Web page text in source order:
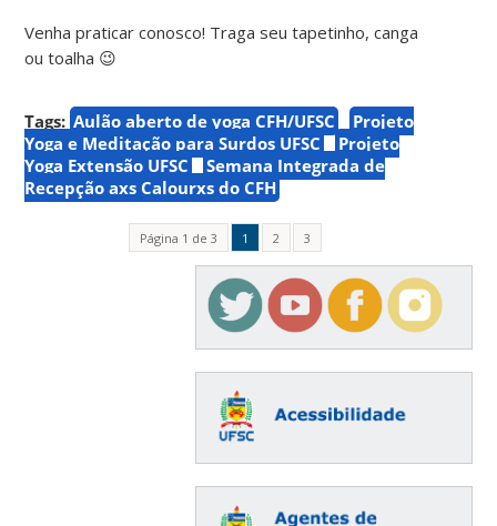
Venha praticar conosco! Traga seu tapetinho, canga
ou toalha 😉
Tags: Aulão aberto de yoga CFH/UFSC
Projeto
Yoga e Meditação para Surdos UFSC
Projeto
Yoga Extensão UFSC
Semana Integrada de
Recepção axs Calourxs do CFH
Página 1 de 3 1 2 3